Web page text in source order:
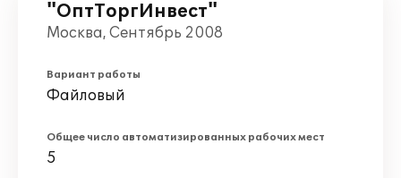
"ОптТоргИнвест"
Москва, Сентябрь 2008
Вариант работы
Файловый
Общее число автоматизированных рабочих мест
5